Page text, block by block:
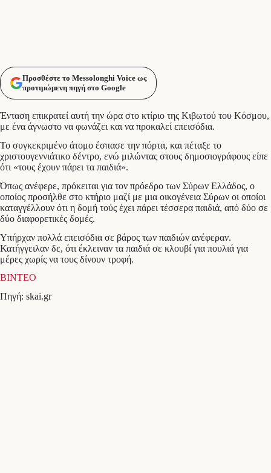
Προσθέστε το Messolonghi Voice ως
προτιμώμενη πηγή στο Google
Ένταση επικρατεί αυτή την ώρα στο κτίριο της Κιβωτού του Κόσμου,
με ένα άγνωστο να φωνάζει και να προκαλεί επεισόδια.
Το συγκεκριμένο άτομο έσπασε την πόρτα, και πέταξε το
χριστουγεννιάτικο δέντρο, ενώ μιλώντας στους δημοσιογράφους είπε
ότι «τους έχουν πάρει τα παιδιά».
Όπως ανέφερε, πρόκειται για τον πρόεδρο των Σύρων Ελλάδος, ο
οποίος προσήλθε στο κτήριο μαζί με μια οικογένεια Σύρων οι οποίοι
καταγγέλλουν ότι η δομή τούς έχει πάρει τέσσερα παιδιά, από δύο σε
δύο διαφορετικές δομές.
Υπήρχαν πολλά επεισόδια σε βάρος των παιδιών ανέφεραν.
Κατήγγειλαν δε, ότι έκλειναν τα παιδιά σε κλουβί για πουλιά για
μέρες χωρίς να τους δίνουν τροφή.
BINTEO
Πηγή: skai.gr